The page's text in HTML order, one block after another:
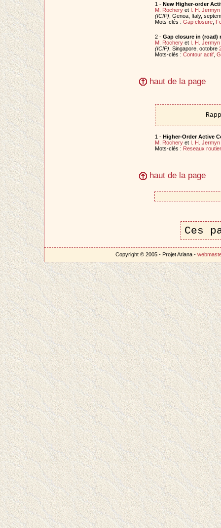
1 - New Higher-order
M. Rocheryet I. H. Jermyn
(ICIP) , Genoa, Italy,
Mots-clés : Gap closure,
2 - Gap closure in (road)
M. Rocheryet I. H. Jermyn
(ICIP) , Singapore, octobre
Mots-clés : Contour actif,
haut de la page
1 - Higher-Order Active
M. Rocheryet I. H. Jermyn
Mots-clés : Reseaux
haut de la page
Ces
Copyright © 2005 - Projet Ariana -